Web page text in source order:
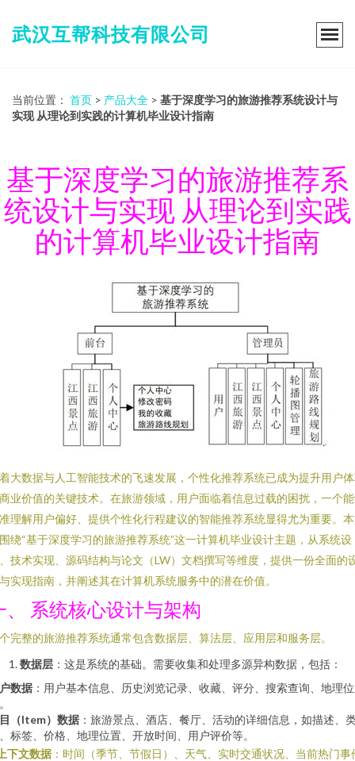
武汉互帮科技有限公司
当前位置： 首页 > 产品大全 > 基于深度学习的旅游推荐系统设计与
实现 从理论到实践的计算机毕业设计指南
基于深度学习的旅游推荐系
统设计与实现 从理论到实践
的计算机毕业设计指南
大数据与人工智能技术的飞速发展，个性化推荐系统已成为提升用户
业价值的关键技术。在旅游领域，用户面临着信息过载的困扰，一个
理解用户偏好、提供个性化行程建议的智能推荐系统显得尤为重要。
绕“基于深度学习的旅游推荐系统”这一计算机毕业设计主题，从系统设
技术实现、源码结构与论文（LW）文档撰写等维度，提供一份全面的
实现指南，并阐述其在计算机系统服务中的潜在价值。
、 系统核心设计与架构
完整的旅游推荐系统通常包含数据层、算法层、应用层和服务层。
数据层 ：这是系统的基础。需要收集和处理多源异构数据，包括：
数据 ：用户基本信息、历史浏览记录、收藏、评分、搜索查询、地理
（Item）数据 ：旅游景点、酒店、餐厅、活动的详细信息，如描述、
标签、价格、地理位置、开放时间、用户评价等。
下文数据 ：时间（季节、节假日）、天气、实时交通状况、当前热门事